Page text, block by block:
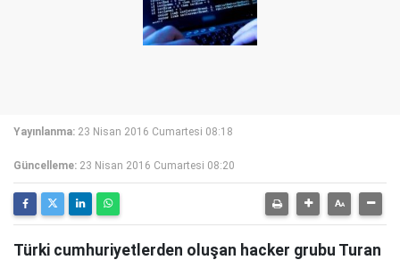
Yayınlanma: 23 Nisan 2016 Cumartesi 08:18
Güncelleme: 23 Nisan 2016 Cumartesi 08:20
Türki cumhuriyetlerden oluşan hacker grubu Turan